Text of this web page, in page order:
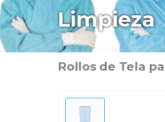
Limpieza
Rollos de Tela